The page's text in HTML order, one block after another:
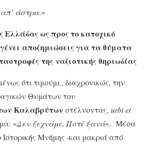
άστρα.»
Ελλάδας ως προς το κατοχικό
αποζημιώσεις για τα θύματα
της ναζιστικής θηριωδίας
ότι τιμούμε, διαχρονικώς, την
Θυμάτων του
Καλαβρύτων στέλνοντας, urbiet
«Δεν ξεχνάμε, Ποτέ ξανά». Μέσα
Μνήμης -και μακριά από